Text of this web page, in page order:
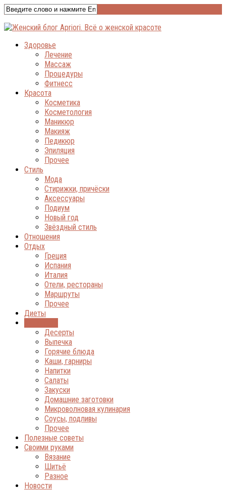
Здоровье
Лечение
Массаж
Процедуры
Фитнесс
Красота
Косметика
Косметология
Маникюр
Макияж
Педикюр
Эпиляция
Прочее
Стиль
Мода
Стирижки, причёски
Аксессуары
Подиум
Новый год
Звёздный стиль
Отношения
Отдых
Греция
Испания
Италия
Отели, рестораны
Маршруты
Прочее
Диеты
Десерты
Выпечка
Горячие блюда
Каши, гарниры
Напитки
Салаты
Закуски
Домашние заготовки
Микроволновая кулинария
Соусы, подливы
Прочее
Полезные советы
Своими руками
Вязание
Шитьё
Разное
Новости